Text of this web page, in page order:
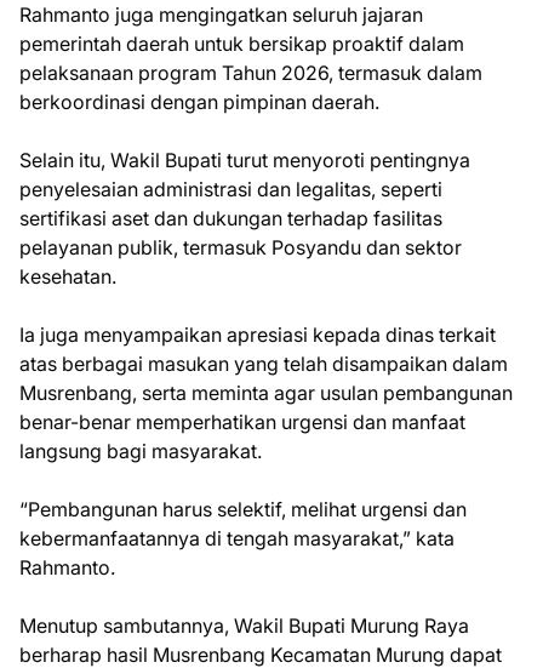
Rahmanto juga mengingatkan seluruh jajaran
pemerintah daerah untuk bersikap proaktif dalam
pelaksanaan program Tahun 2026, termasuk dalam
berkoordinasi dengan pimpinan daerah.
Selain itu, Wakil Bupati turut menyoroti pentingnya
penyelesaian administrasi dan legalitas, seperti
sertifikasi aset dan dukungan terhadap fasilitas
pelayanan publik, termasuk Posyandu dan sektor
kesehatan.
Ia juga menyampaikan apresiasi kepada dinas terkait
atas berbagai masukan yang telah disampaikan dalam
Musrenbang, serta meminta agar usulan pembangunan
benar-benar memperhatikan urgensi dan manfaat
langsung bagi masyarakat.
“Pembangunan harus selektif, melihat urgensi dan
kebermanfaatannya di tengah masyarakat,” kata
Rahmanto.
Menutup sambutannya, Wakil Bupati Murung Raya
berharap hasil Musrenbang Kecamatan Murung dapat